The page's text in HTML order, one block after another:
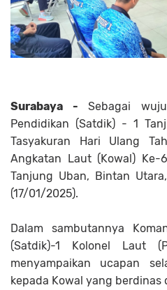
Surabaya - Sebagai
Pendidikan (Satdik) - 1
Tasyakuran Hari Ulang
Angkatan Laut (Kowal) Ke-
Tanjung Uban, Bintan
(17/01/2025).
Dalam sambutannya
(Satdik)-1 Kolonel Laut
menyampaikan ucapan
kepada Kowal yang berdinas